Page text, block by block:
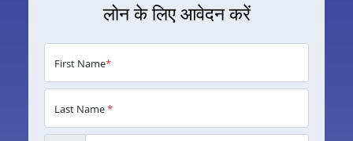
लोन के लिए आवेदन करें
First Name*
Last Name*